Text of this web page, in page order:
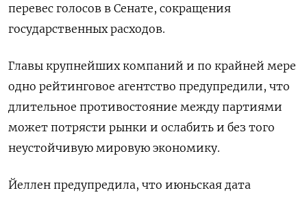
перевес голосов в Сенате, сокращения
государственных расходов.
Главы крупнейших компаний и по крайней мере
одно рейтинговое агентство предупредили, что
длительное противостояние между партиями
может потрясти рынки и ослабить и без того
неустойчивую мировую экономику.
Йеллен предупредила, что июньская дата